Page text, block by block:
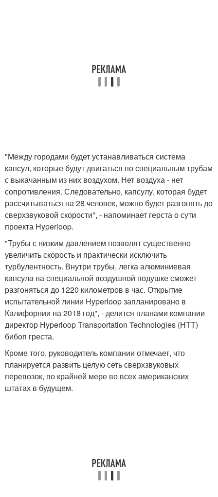
"Между городами будет устанавливаться система
капсул, которые будут двигаться по специальным трубам
с выкачанным из них воздухом. Нет воздуха - нет
сопротивления. Следовательно, капсулу, которая будет
рассчитываться на 28 человек, можно будет разгонять до
сверхзвуковой скорости", - напоминает герста о сути
проекта Hyperloop.
"Трубы с низким давлением позволят существенно
увеличить скорость и практически исключить
турбулентность. Внутри трубы, легка алюминиевая
капсула на специальной воздушной подушке сможет
разгоняться до 1220 километров в час. Открытие
испытательной линии Hyperloop запланировано в
Калифорнии на 2018 год", - делится планами компании
директор Hyperloop Transportation Technologies (HTT)
бибоп греста.
Кроме того, руководитель компании отмечает, что
планируется развить целую сеть сверхзвуковых
перевозок, по крайней мере во всех американских
штатах в будущем.